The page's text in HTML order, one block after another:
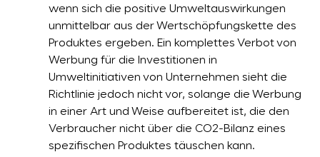
wenn sich die positive Umweltauswirkungen
unmittelbar aus der Wertschöpfungskette des
Produktes ergeben. Ein komplettes Verbot von
Werbung für die Investitionen in
Umweltinitiativen von Unternehmen sieht die
Richtlinie jedoch nicht vor, solange die Werbung
in einer Art und Weise aufbereitet ist, die den
Verbraucher nicht über die CO2-Bilanz eines
spezifischen Produktes täuschen kann.